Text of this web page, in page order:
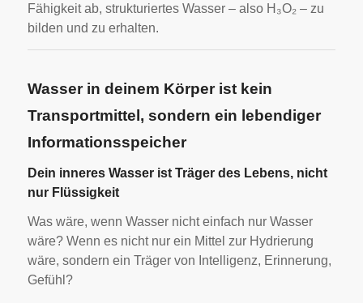
Fähigkeit ab, strukturiertes Wasser – also H₃O₂ – zu
bilden und zu erhalten.
Wasser in deinem Körper ist kein
Transportmittel, sondern ein lebendiger
Informationsspeicher
Dein inneres Wasser ist Träger des Lebens, nicht
nur Flüssigkeit
Was wäre, wenn Wasser nicht einfach nur Wasser
wäre? Wenn es nicht nur ein Mittel zur Hydrierung
wäre, sondern ein Träger von Intelligenz, Erinnerung,
Gefühl?